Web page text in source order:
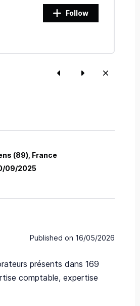
Follow
(89), France
09/2025
Published on 16/05/2026
présents dans 169
comptable, expertise